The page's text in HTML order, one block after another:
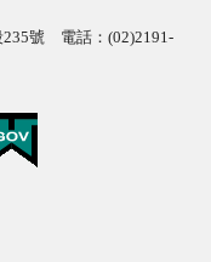
235號 電話：(02)2191-